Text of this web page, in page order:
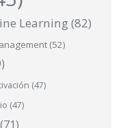
Learning(82)
(52)
(47)
(47)
(71)